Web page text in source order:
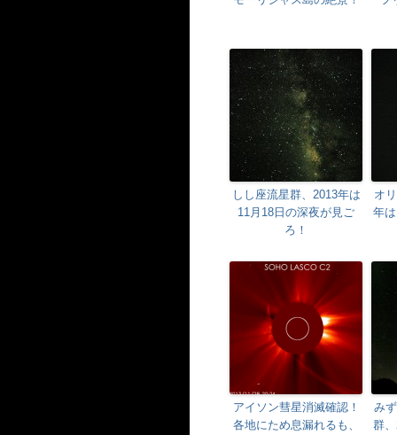
しし座流星群、2013年は
11月18日の深夜が見ご
ろ！
オ
年
アイソン彗星消滅確認！
各地にため息漏れるも、
み
群